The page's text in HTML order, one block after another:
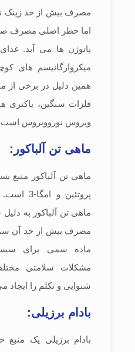
مصرف بیش از حد زینک
اما خطر اصلی مصرف
پاتوژن ها می آید.
میکروارگانیسم های
همین دلیل در برخی از
فلزات سنگین، باکتری
ویروس نوروویروس
ماهی تن آلباکور:
ماهی تن آلباکور منبع
پروتئین و
ماهی تن آلباکور به
مصرف بیش از حد آن
ماده سمی برای
مشکلات سلامتی
شنوایی و تکلم را ایجاد
بادام برزیلی:
بادام برزیلی یک